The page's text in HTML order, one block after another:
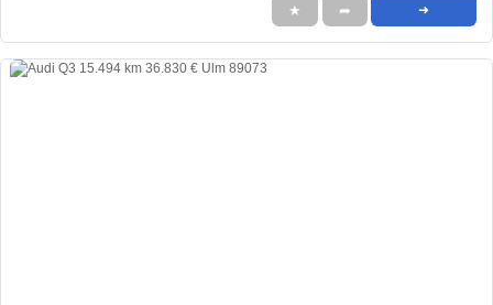
★ ➦ ➜